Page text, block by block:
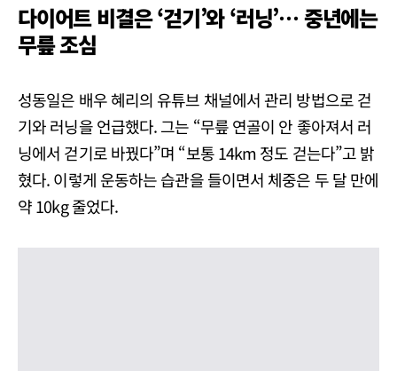
다이어트 비결은 ‘걷기’와 ‘러닝’… 중년에는
무릎 조심
성동일은 배우 혜리의 유튜브 채널에서 관리 방법으로 걷
기와 러닝을 언급했다. 그는 “무릎 연골이 안 좋아져서 러
닝에서 걷기로 바꿨다”며 “보통 14km 정도 걷는다”고 밝
혔다. 이렇게 운동하는 습관을 들이면서 체중은 두 달 만에
약 10kg 줄었다.